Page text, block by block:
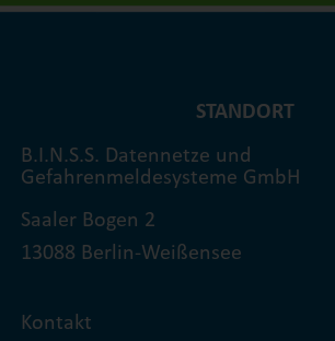
STANDORT
B.I.N.S.S. Datennetze und
Gefahrenmeldesysteme GmbH
Saaler Bogen 2
13088 Berlin-Weißensee
Kontakt